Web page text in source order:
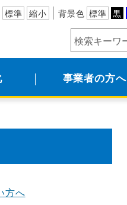
標準 縮小 背景色 標準 黒
事業者の方へ
方へ